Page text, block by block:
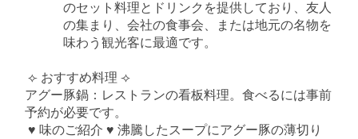
のセット料理とドリンクを提供しており、友人
の集まり、会社の食事会、または地元の名物を
味わう観光客に最適です。
⟣ おすすめ料理 ⟢
アグー豚鍋：レストランの看板料理。食べるには事前
予約が必要です。
♥︎ 味のご紹介 ♥︎ 沸騰したスープにアグー豚の薄切り